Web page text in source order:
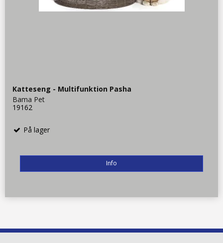
Katteseng - Multifunktion Pasha
Bama Pet
19162
På lager
Info